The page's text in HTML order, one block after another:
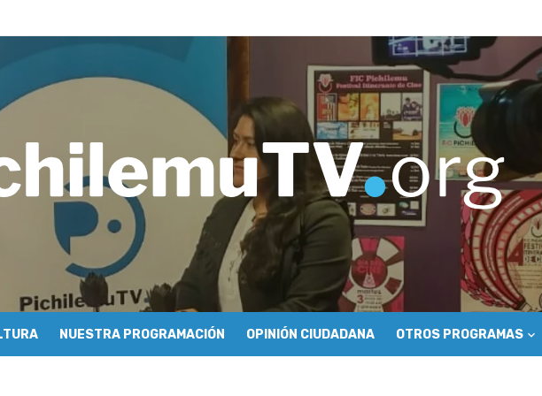
04: Nabi Saleh – Rafael Guendelman
periodismo conocieron cómo se hace televisión comunitaria en Pichilemu
proyectan festivales y escuela comunitaria
y floricultura con María Lina Fermandois y Luis Polanco
inician la construcción participativa del Plan Local de Restauración del Secano Costero Nilahue
a sus finalistas en su segunda clasificatoria
03: lessons on flight – Cecilia Araneda
celebra 50 años de carrera en Pichilemu
frontal en Pichilemu junto al alcalde Roberto Córdova
suscriben convenio para esterilización de mascotas
NUESTRA PROGRAMACIÓN OPINIÓN CIUDADANA OTROS PROGRAMAS